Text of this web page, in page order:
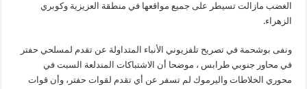
الغضب مازالت تسيطر على جميع مواقعها في منطقة العزيزية وكوبري
الزهراء.
ونفى بوشحمة في تصريح تلفزيوني الأنباء المتداولة عن تقدم لمسلحي حفتر
في محاور جنوبي طرابس ، موضحا أن الاشتباكات المندلعة السبت في
محوري الخلاطات واليرموك لم تسفر عن أي تقدم لقوات حفتر، وأن قوات